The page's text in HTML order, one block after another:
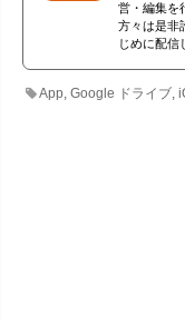
営・編集を
方々は是非
じめに配信
App,Google ドライブ,